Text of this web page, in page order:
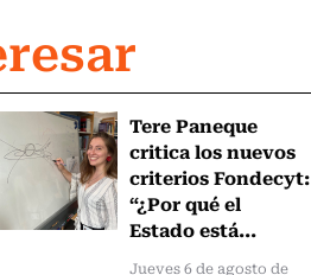
Tere Paneque
critica los nuevos
criterios Fondecyt:
“¿Por qué el
Estado está...
Jueves 6 de agosto de